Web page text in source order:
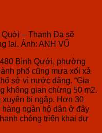
– Thanh Đa sẽ
lai. Ảnh: ANH VŨ
Bình Qưới, phường
phố cũng mưa xối xả
sở vì nước dâng. “Gia
không gian chừng 50 m2.
bị ngập. Hơn 30
ngàn hộ dân ở đây
chóng triển khai dự